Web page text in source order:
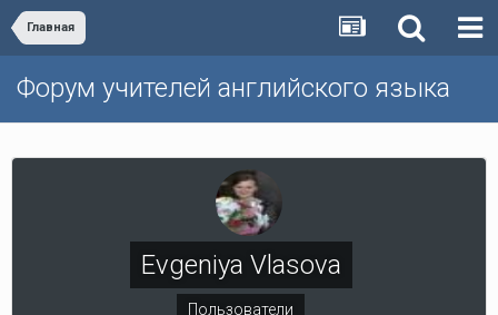
Главная
Форум учителей английского языка
Evgeniya Vlasova
Пользователи